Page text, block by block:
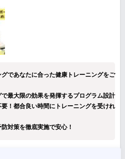
であなたに合った健康トレーニングをご
最大限の効果を発揮するプログラム設計
！都合良い時間にトレーニングを受けれ
対策を徹底実施で安心！